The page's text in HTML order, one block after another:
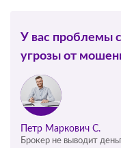
У вас проблемы
угрозы от
Петр Маркович С.
Брокер не выводит